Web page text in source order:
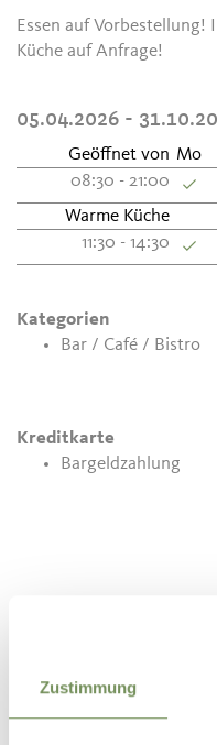
Zustimmung
Essen auf Vorbestellung!
Küche auf Anfrage!
05.04.2026 -
Geöffnet von Mo
08:30 - 21:00
Warme Küche
11:30 - 14:30
Kategorien
Bar / Café / Bistro
Kreditkarte
Bargeldzahlung